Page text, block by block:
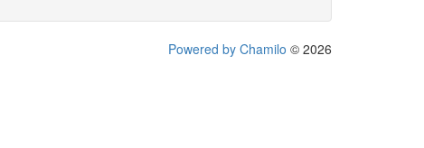
Powered by Chamilo © 2026